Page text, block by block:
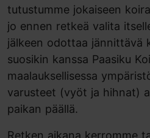
tutustumme jokaiseen
jo ennen retkeä valita
jälkeen odottaa jännittävä
suosikin kanssa Paasiku
maalauksellisessa
varusteet (vyöt ja hihnat)
paikan päällä.
Retken aikana kerromme